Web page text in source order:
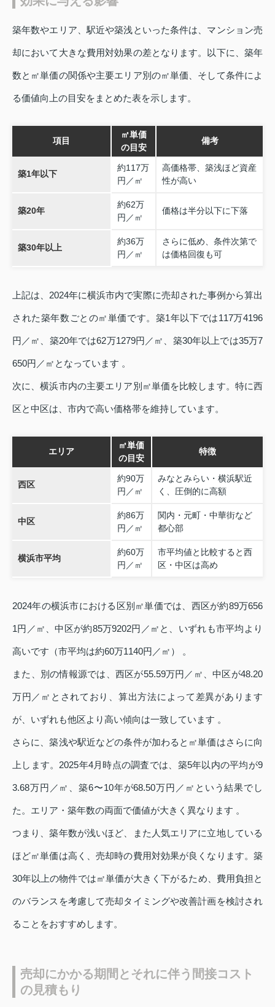
築年数やエリア、駅近や築浅といった条件は、マンション売
却において大きな費用対効果の差となります。以下に、築年
数と㎡単価の関係や主要エリア別の㎡単価、そして条件によ
る価値向上の目安をまとめた表を示します。
項目
㎡単価
の目安
備考
築1年以下
約117万
円／㎡
高価格帯、築浅ほど資産
性が高い
築20年
約62万
円／㎡
価格は半分以下に下落
築30年以上
約36万
円／㎡
さらに低め、条件次第で
は価格回復も可
上記は、2024年に横浜市内で実際に売却された事例から算出
された築年数ごとの㎡単価です。築1年以下では117万4196
円／㎡、築20年では62万1279円／㎡、築30年以上では35万7
650円／㎡となっています 。
次に、横浜市内の主要エリア別㎡単価を比較します。特に西
区と中区は、市内で高い価格帯を維持しています。
エリア
㎡単価
の目安
特徴
西区
約90万
円／㎡
みなとみらい・横浜駅近
く、圧倒的に高額
中区
約86万
円／㎡
関内・元町・中華街など
都心部
横浜市平均
約60万
円／㎡
市平均値と比較すると西
区・中区は高め
2024年の横浜市における区別㎡単価では、西区が約89万656
1円／㎡、中区が約85万9202円／㎡と、いずれも市平均より
高いです（市平均は約60万1140円／㎡） 。
また、別の情報源では、西区が55.59万円／㎡、中区が48.20
万円／㎡とされており、算出方法によって差異があります
が、いずれも他区より高い傾向は一致しています 。
さらに、築浅や駅近などの条件が加わると㎡単価はさらに向
上します。2025年4月時点の調査では、築5年以内の平均が9
3.68万円／㎡、築6〜10年が68.50万円／㎡という結果でし
た。エリア・築年数の両面で価値が大きく異なります 。
つまり、築年数が浅いほど、また人気エリアに立地している
ほど㎡単価は高く、売却時の費用対効果が良くなります。築
30年以上の物件では㎡単価が大きく下がるため、費用負担と
のバランスを考慮して売却タイミングや改善計画を検討され
ることをおすすめします。
売却にかかる期間とそれに伴う間接コスト
の見積もり